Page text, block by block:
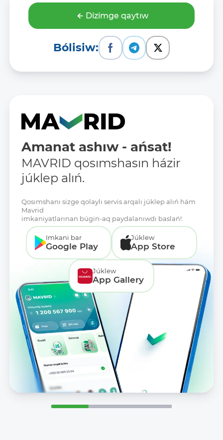
Dizimge qaytıw
Bólisiw:
Amanat ashıw - ańsat!
MAVRID qosımshasın házir
júklep alıń.
Qosımshanı sizge qolaylı servis arqalı júklep alıń hám
Mavrid
imkaniyatlarınan búgin-aq paydalanıwdı baslań!:
Imkani bar
Google Play
Júklew
App Store
Júklew
App Gallery